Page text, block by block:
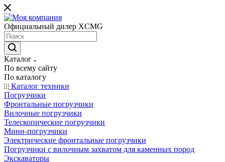
Официальный дилер XCMG
Каталог
По всему сайту
По каталогу
Каталог техники
Погрузчики
Фронтальные погрузчики
Вилочные погрузчики
Телескопические погрузчики
Мини-погрузчики
Электрические фронтальные погрузчики
Погрузчики с вилочным захватом для каменных пород
Экскаваторы